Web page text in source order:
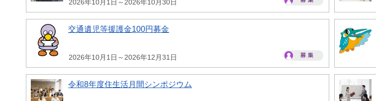
2026年10月1日～2026年10月30日
交通遺児等援護金100円募金
2026年10月1日～2026年12月31日
令和8年度住生活月間シンポジウム